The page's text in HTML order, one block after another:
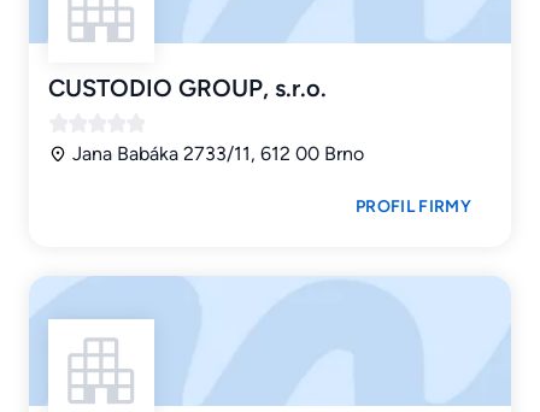
CUSTODIO GROUP, s.r.o.
Jana Babáka 2733/11, 612 00 Brno
PROFIL FIRMY